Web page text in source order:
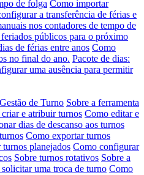
de folga Como importar
a transferência de férias e
nos contadores de tempo de
públicos para o próximo
de férias entre anos Como
no final do ano. Pacote de dias:
uma ausência para permitir
de Turno Sobre a ferramenta
e atribuir turnos Como editar e
dias de descanso aos turnos
Como exportar turnos
planejados Como configurar
Sobre turnos rotativos Sobre a
uma troca de turno Como